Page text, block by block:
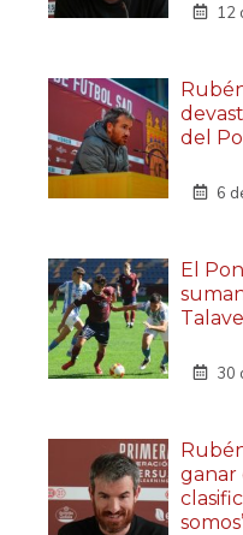
12
del
6
El
30
ganar